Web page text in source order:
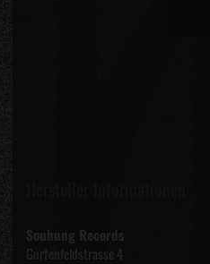
Souhung Records
Gurtenfeldstrasse 4